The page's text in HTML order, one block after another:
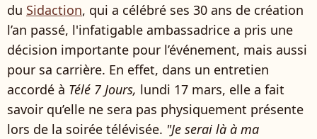
du Sidaction, qui a célébré ses 30 ans de création
l’an passé, l'infatigable ambassadrice a pris une
décision importante pour l’événement, mais aussi
pour sa carrière. En effet, dans un entretien
accordé à Télé 7 Jours, lundi 17 mars, elle a fait
savoir qu’elle ne sera pas physiquement présente
lors de la soirée télévisée. "Je serai là à ma